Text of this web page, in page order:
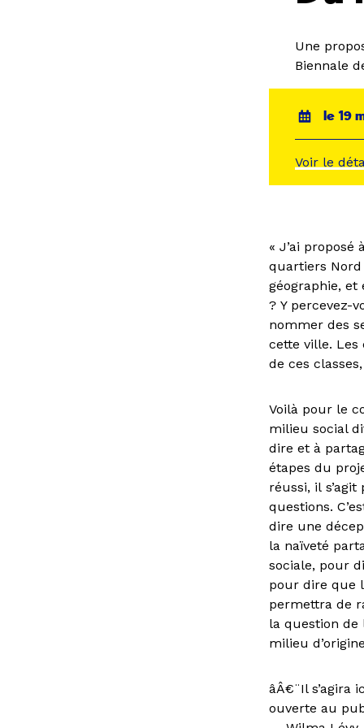
Une
Biennale
le 19
Voir le
« J’ai
quartiers
géographie, et
? Y percevez-
nommer des
cette ville. Les
de ces
Voilà pour le
milieu social
dire et à
étapes du
réussi, il
questions.
dire une
la naïveté
sociale, pour
pour dire que
permettra de
la question de
milieu
âÂ€¨Il s’agira
ouverte au